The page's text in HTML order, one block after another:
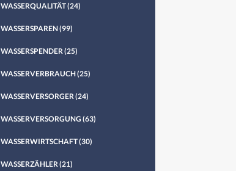
WASSERQUALITÄT(24)
WASSERSPAREN(99)
WASSERSPENDER (25)
WASSERVERBRAUCH(25)
WASSERVERSORGER (24)
WASSERVERSORGUNG (63)
WASSERWIRTSCHAFT(30)
WASSERZÄHLER (21)